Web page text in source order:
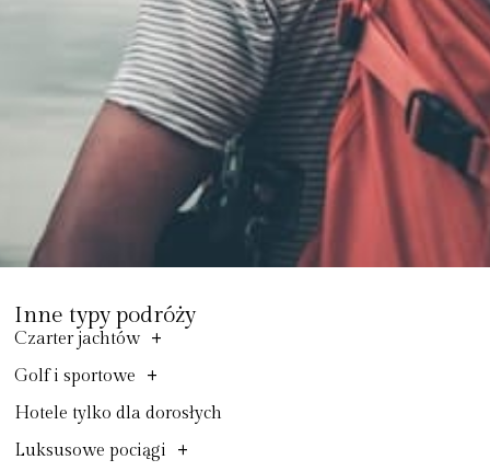
Inne typy podróży
Czarter jachtów +
Golf i sportowe +
Hotele tylko dla dorosłych
Luksusowe pociągi
+